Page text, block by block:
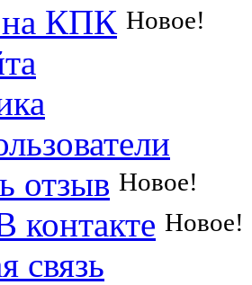
КПК Новое!
отзыв Новое!
контакте Новое!
связь